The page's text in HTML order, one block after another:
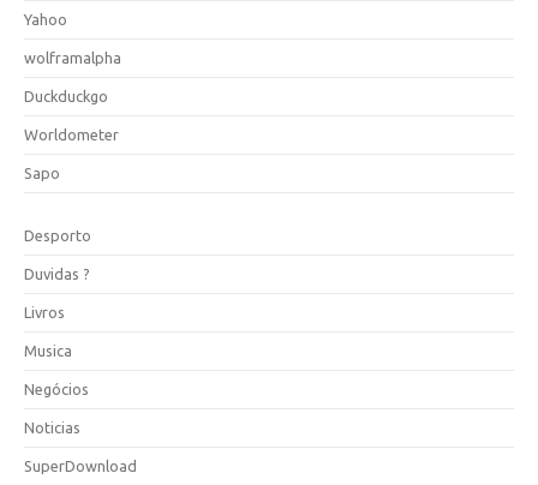
Yahoo
wolframalpha
Duckduckgo
Worldometer
Sapo
Desporto
Duvidas ?
Livros
Musica
Negócios
Noticias
SuperDownload